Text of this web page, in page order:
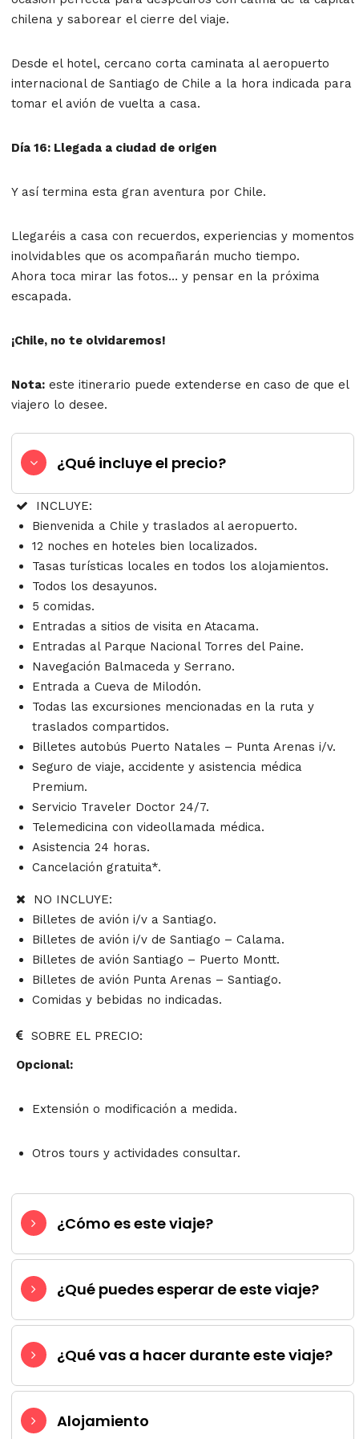
chilena y saborear el cierre del viaje.
Desde el hotel, cercano corta caminata al aeropuerto
internacional de Santiago de Chile a la hora indicada para
tomar el avión de vuelta a casa.
Día 16: Llegada a ciudad de origen
Y así termina esta gran aventura por Chile.
Llegaréis a casa con recuerdos, experiencias y momentos
inolvidables que os acompañarán mucho tiempo.
Ahora toca mirar las fotos… y pensar en la próxima
escapada.
¡Chile, no te olvidaremos!
Nota: este itinerario puede extenderse en caso de que el
viajero lo desee.
¿Qué incluye el precio?
INCLUYE:
Bienvenida a Chile y traslados al aeropuerto.
12 noches en hoteles bien localizados.
Tasas turísticas locales en todos los alojamientos.
Todos los desayunos.
5 comidas.
Entradas a sitios de visita en Atacama.
Entradas al Parque Nacional Torres del Paine.
Navegación Balmaceda y Serrano.
Entrada a Cueva de Milodón.
Todas las excursiones mencionadas en la ruta y
traslados compartidos.
Billetes autobús Puerto Natales – Punta Arenas i/v.
Seguro de viaje, accidente y asistencia médica
Premium.
Servicio Traveler Doctor 24/7.
Telemedicina con videollamada médica.
Asistencia 24 horas.
Cancelación gratuita*.
NO INCLUYE:
Billetes de avión i/v a Santiago.
Billetes de avión i/v de Santiago – Calama.
Billetes de avión Santiago – Puerto Montt.
Billetes de avión Punta Arenas – Santiago.
Comidas y bebidas no indicadas.
SOBRE EL PRECIO:
Opcional:
Extensión o modificación a medida.
Otros tours y actividades consultar.
¿Cómo es este viaje?
¿Qué puedes esperar de este viaje?
¿Qué vas a hacer durante este viaje?
Alojamiento